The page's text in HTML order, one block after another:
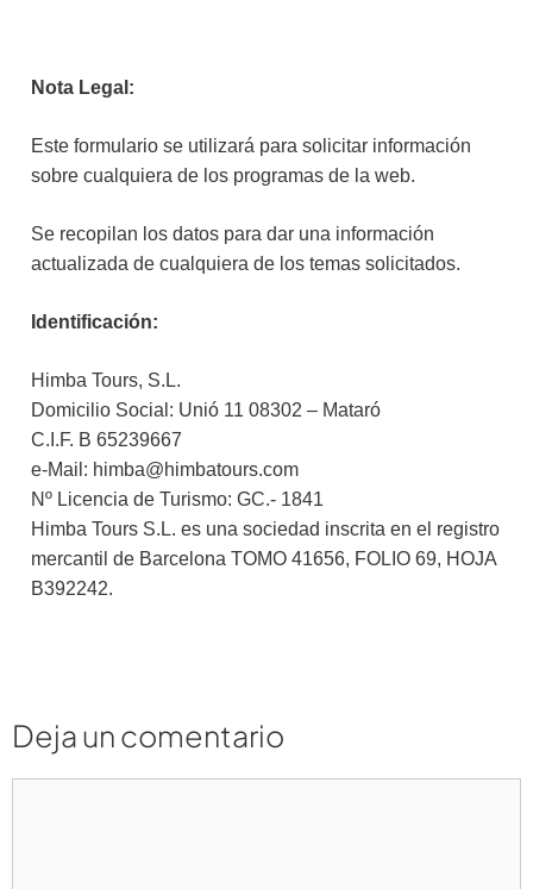
Nota Legal:
Este formulario se utilizará para solicitar información
sobre cualquiera de los programas de la web.
Se recopilan los datos para dar una información
actualizada de cualquiera de los temas solicitados.
Identificación:
Himba Tours, S.L.
Domicilio Social: Unió 11 08302 – Mataró
C.I.F. B 65239667
e-Mail: himba@himbatours.com
Nº Licencia de Turismo: GC.- 1841
Himba Tours S.L. es una sociedad inscrita en el registro
mercantil de Barcelona TOMO 41656, FOLIO 69, HOJA
B392242.
Deja un comentario